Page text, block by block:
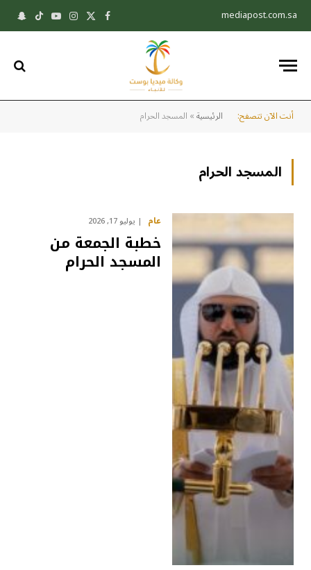
mediapost.com.sa فيسبوك
X
(Twitter)
الانستغرام
يوتيوبتيكتوك
أنت الآن تتصفح: الرئيسية» المسجد الحرام
المسجد الحرام
عام يوليو 17, 2026
خطبة الجمعة من
المسجد الحرام